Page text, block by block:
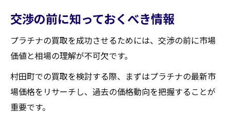
交渉の前に知っておくべき情報
プラチナの買取を成功させるためには、交渉の前に市場
価値と相場の理解が不可欠です。
村田町での買取を検討する際、まずはプラチナの最新市
場価格をリサーチし、過去の価格動向を把握することが
重要です。